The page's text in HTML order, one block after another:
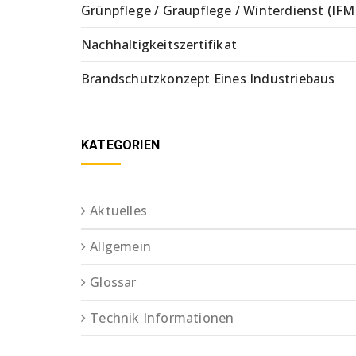
Grünpflege / Graupflege / Winterdienst
Nachhaltigkeitszertifikat
Brandschutzkonzept Eines Industriebaus
KATEGORIEN
Aktuelles
Allgemein
Glossar
Technik Informationen